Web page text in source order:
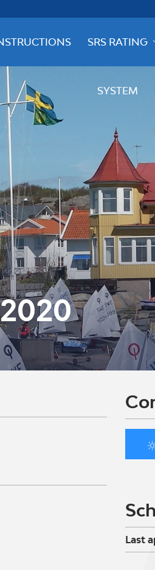
SRS RATING
SYSTEM
Last